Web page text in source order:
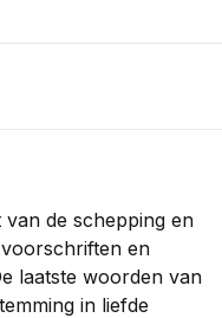
van de schepping en
en
laatste woorden van
in liefde